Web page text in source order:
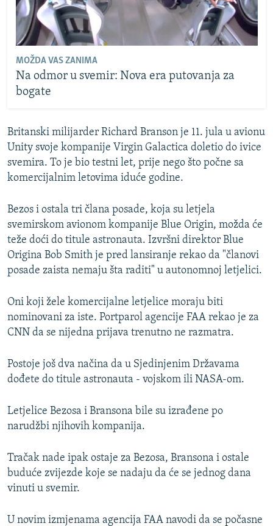
MOŽDA VAS ZANIMA
Na odmor u svemir: Nova era putovanja za
bogate
Britanski milijarder Richard Branson je 11. jula u avionu
Unity svoje kompanije Virgin Galactica doletio do ivice
svemira. To je bio testni let, prije nego što počne sa
komercijalnim letovima iduće godine.
Bezos i ostala tri člana posade, koja su letjela
svemirskom avionom kompanije Blue Origin, možda će
teže doći do titule astronauta. Izvršni direktor Blue
Origina Bob Smith je pred lansiranje rekao da "članovi
posade zaista nemaju šta raditi" u autonomnoj letjelici.
Oni koji žele komercijalne letjelice moraju biti
nominovani za iste. Portparol agencije FAA rekao je za
CNN da se nijedna prijava trenutno ne razmatra.
Postoje još dva načina da u Sjedinjenim Državama
dođete do titule astronauta - vojskom ili NASA-om.
Letjelice Bezosa i Bransona bile su izrađene po
narudžbi njihovih kompanija.
Tračak nade ipak ostaje za Bezosa, Bransona i ostale
buduće zvijezde koje se nadaju da će se jednog dana
vinuti u svemir.
U novim izmjenama agencija FAA navodi da se počasne